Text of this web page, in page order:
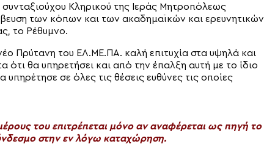
Κληρικού της Ιεράς Μητροπόλεως
των κόπων και των ακαδημαϊκών και ερευνητικών
το Ρέθυμνο.
Πρύτανη του ΕΛ.ΜΕ.ΠΑ. καλή επιτυχία στα υψηλά και
θα υπηρετήσει και από την έπαλξη αυτή με το ίδιο
σε όλες τις θέσεις ευθύνες τις οποίες
του επιτρέπεται μόνο αν αναφέρεται ως πηγή το
στην εν λόγω καταχώρηση.